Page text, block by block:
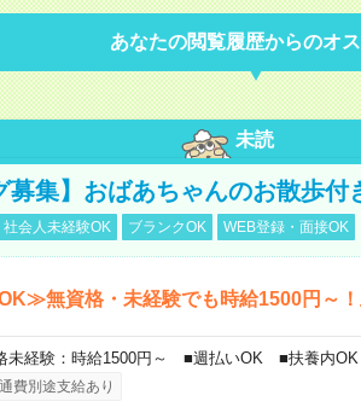
あなたの閲覧履歴からのオ
未読
募集】おばあちゃんのお散歩
社会人未経験OK ブランクOK WEB登録・面接OK
無資格・未経験でも時給1500円～！
未経験：時給1500円～ ■週払いOK ■扶養内
費別途支給あり